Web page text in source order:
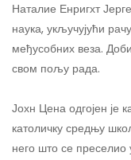
Наталие Енригхт
наука, укључујући
међусобних веза.
свом пољу рада.
Јохн Цена одгојен је
католичку средњу
него што се